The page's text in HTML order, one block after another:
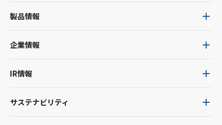
製品情報
企業情報
IR情報
サステナビリティ